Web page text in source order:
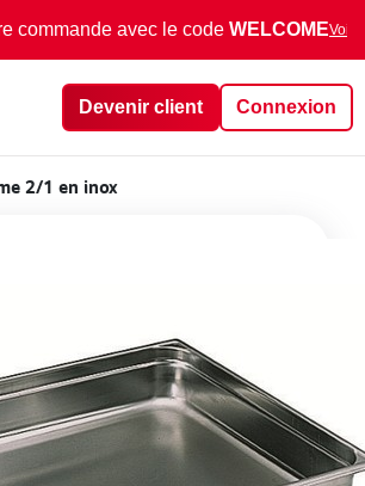
commande avec le code WELCOMEVoir
Devenir client Connexion
2/1 en inox